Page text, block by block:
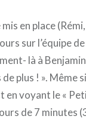
en place
sur l’équipe
là à
plus ! ». Même
en voyant le «
de 7 minutes